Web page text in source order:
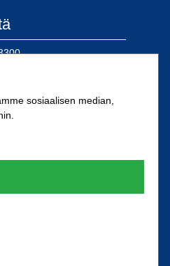
sosiaalisen median,